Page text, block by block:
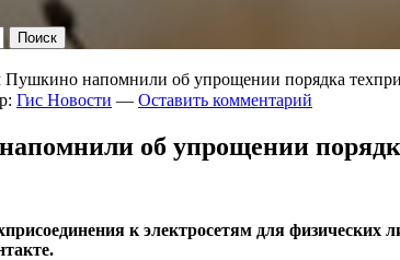
напомнили об упрощении порядка
Гис Новости — Оставить комментарий
об упрощении
к электросетям для физических